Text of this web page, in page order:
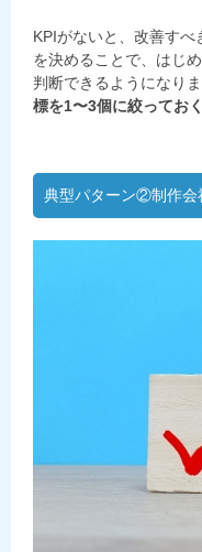
KPIがないと、改善す
を決めることで、はじ
判断できるようになりま
標を1〜3個に絞っておく
典型パターン②制作会